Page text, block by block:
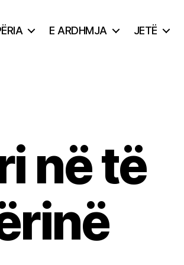
E ARDHMJA JETË
në të